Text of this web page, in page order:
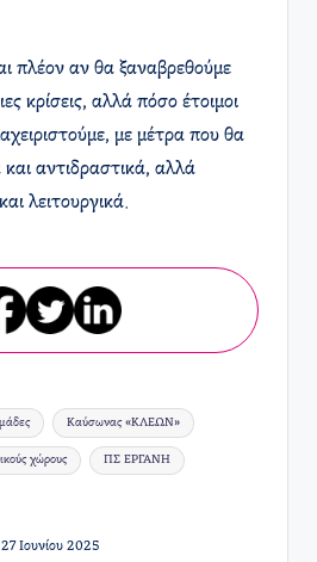
πλέον αν θα ξαναβρεθούμε
κρίσεις, αλλά πόσο έτοιμοι
με μέτρα που θα
και αντιδραστικά, αλλά
λειτουργικά.
Καύσωνας «ΚΛΕΩΝ»
χώρους ΠΣ ΕΡΓΑΝΗ
Ιουνίου 2025